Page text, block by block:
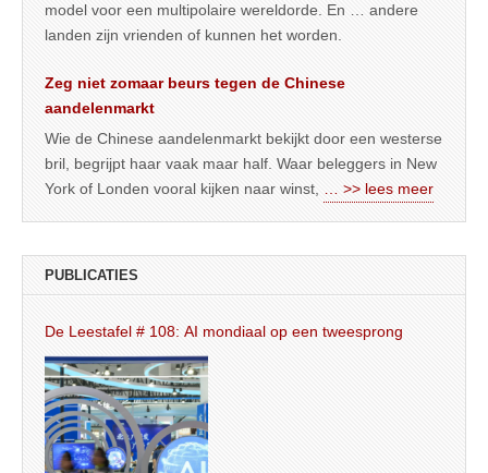
model voor een multipolaire wereldorde. En … andere
landen zijn vrienden of kunnen het worden.
Zeg niet zomaar beurs tegen de Chinese
aandelenmarkt
Wie de Chinese aandelenmarkt bekijkt door een westerse
bril, begrijpt haar vaak maar half. Waar beleggers in New
York of Londen vooral kijken naar winst, … >> lees meer
PUBLICATIES
De Leestafel # 108: AI mondiaal op een tweesprong